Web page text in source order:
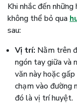
Khi nhắc đến
không thể bỏ qua
sau:
Vị trí: Nằm trên
ngón tay giữa và
văn này hoặc
chạm vào đường
đó là vị trí huyệt.